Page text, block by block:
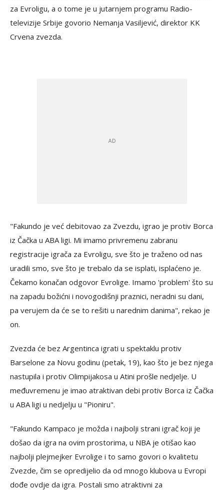
za Evroligu, a o tome je u jutarnjem programu Radio-
televizije Srbije govorio Nemanja Vasiljević, direktor KK
Crvena zvezda.
"Fakundo je već debitovao za Zvezdu, igrao je protiv Borca
iz Čačka u ABA ligi. Mi imamo privremenu zabranu
registracije igrača za Evroligu, sve što je traženo od nas
uradili smo, sve što je trebalo da se isplati, isplaćeno je.
Čekamo konačan odgovor Evrolige. Imamo 'problem' što su
na zapadu božićni i novogodišnji praznici, neradni su dani,
pa verujem da će se to rešiti u narednim danima", rekao je
on.
Zvezda će bez Argentinca igrati u spektaklu protiv
Barselone za Novu godinu (petak, 19), kao što je bez njega
nastupila i protiv Olimpijakosa u Atini prošle nedjelje. U
međuvremenu je imao atraktivan debi protiv Borca iz Čačka
u ABA ligi u nedjelju u "Pioniru".
"Fakundo Kampaco je možda i najbolji strani igrač koji je
došao da igra na ovim prostorima, u NBA je otišao kao
najbolji plejmejker Evrolige i to samo govori o kvalitetu
Zvezde, čim se opredijelio da od mnogo klubova u Evropi
dođe ovdje da igra. Postali smo atraktivni za